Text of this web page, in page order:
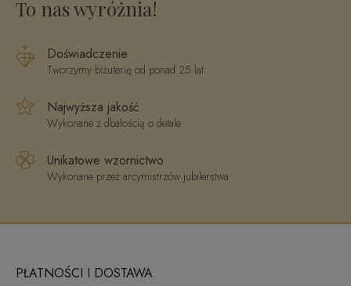
To nas wyróżnia!
Doświadczenie
Tworzymy biżuterię od ponad 25 lat
Najwyższa jakość
Wykonane z dbałością o detale
Unikatowe wzornictwo
Wykonane przez arcymistrzów jubilerstwa
PŁATNOŚCI I DOSTAWA